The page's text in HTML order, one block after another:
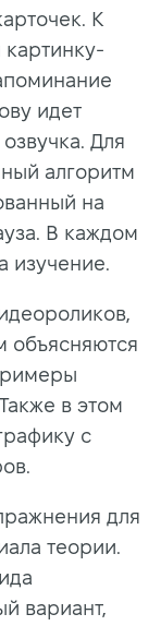
К
идет
Для
алгоритм
на
В каждом
изучение.
объясняются
в этом
с
для
теории.
вариант,